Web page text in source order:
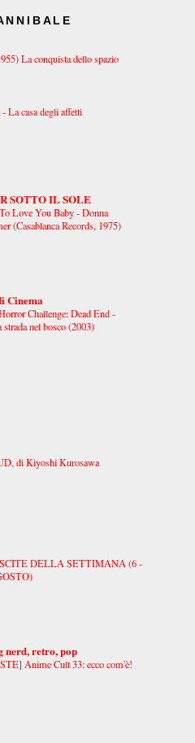
La conquista dello spazio
La casa degli affetti
SOTTO IL SOLE
Love You Baby - Donna
(Casablanca Records, 1975)
Cinema
Challenge: Dead End -
strada nel bosco (2003)
di Kiyoshi Kurosawa
DELLA SETTIMANA (6 -
nerd, retro, pop
Anime Cult 33: ecco com'è!